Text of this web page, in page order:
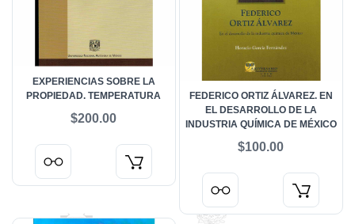
EXPERIENCIAS SOBRE LA
PROPIEDAD. TEMPERATURA
$200.00
FEDERICO ORTIZ ÁLVAREZ. EN
EL DESARROLLO DE LA
INDUSTRIA QUÍMICA DE MÉXICO
$100.00